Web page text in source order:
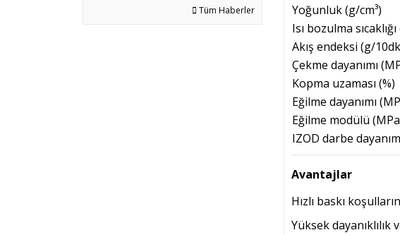
Tüm Haberler
Yoğunluk (g/cm³)
Isı bozulma sıcaklığı
Akış endeksi (g/
Çekme dayanımı
Kopma uzaması (%)
Eğilme dayanımı
Eğilme modülü
IZOD darbe
Avantajlar
Hızlı baskı
Yüksek dayanıklılık